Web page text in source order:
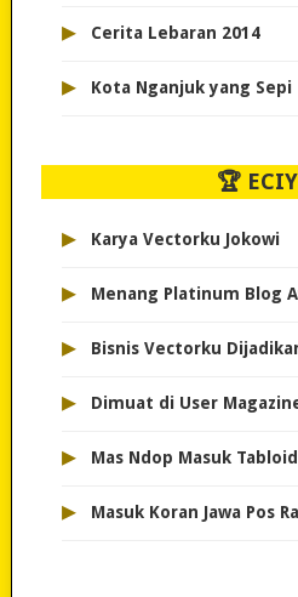
▸ Cerita Lebaran 2014
▸ Kota Nganjuk yang Sepi
🏆
▸ Karya Vectorku Jokowi
▸ Menang Platinum Blog
▸ Bisnis Vectorku
▸ Dimuat di User
▸ Mas Ndop Masuk
▸ Masuk Koran Jawa Pos